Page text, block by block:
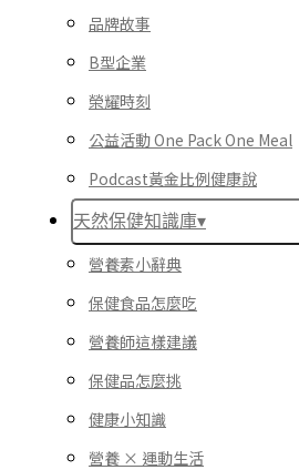
品牌故事
B型企業
榮耀時刻
公益活動 One Pack One Meal
Podcast黃金比例健康說
天然保健知識庫▾
營養素小辭典
保健食品怎麼吃
營養師這樣建議
保健品怎麼挑
健康小知識
營養 × 運動生活